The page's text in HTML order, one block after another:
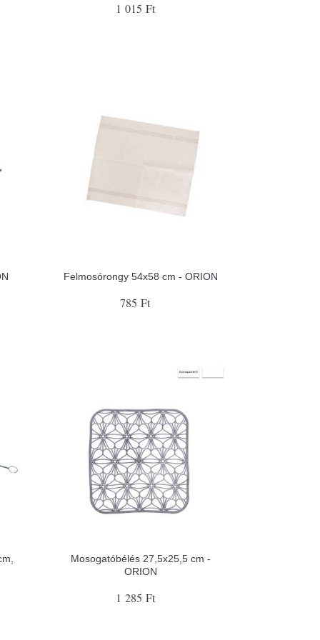
1 015 Ft
Felmosórongy 54x58 cm - ORION
785 Ft
Mosogatóbélés 27,5x25,5 cm -
ORION
1 285 Ft